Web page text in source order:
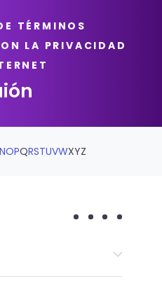
TÉRMINOS
LA PRIVACIDAD
NOPQRSTUVWXYZ